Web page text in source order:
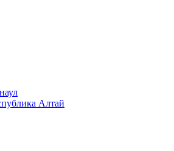
Алтай